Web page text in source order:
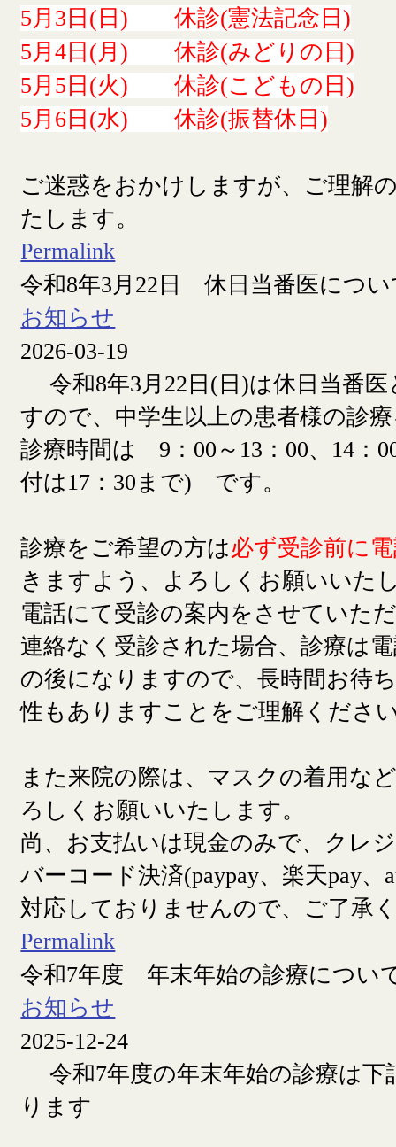
5月3日(日) 休診(憲法記念日)
5月4日(月) 休診(みどりの日)
5月5日(火) 休診(こどもの日)
5月6日(水) 休診(振替休日)
ご迷惑をおかけしますが、ご理解
たします。
Permalink
令和8年3月22日 休日当番医につい
お知らせ
2026-03-19
令和8年3月22日(日)は休日当番
すので、中学生以上の患者様の診
診療時間は 9：00～13：00、14：
付は17：30まで) です。
診療をご希望の方は必ず受診前に
きますよう、よろしくお願いいた
電話にて受診の案内をさせていた
連絡なく受診された場合、診療は
の後になりますので、長時間お待
性もありますことをご理解くださ
また来院の際は、マスクの着用な
ろしくお願いいたします。
尚、お支払いは現金のみで、クレ
バーコード決済(paypay、楽天pay、
対応しておりませんので、ご了承
Permalink
令和7年度 年末年始の診療につい
お知らせ
2025-12-24
令和7年度の年末年始の診療は下
ります